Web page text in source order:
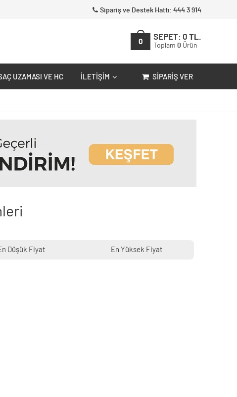
Sipariş ve Destek Hattı: 444 3 914
0
SEPET: 0 TL.
Toplam 0 Ürün
UZAMASI VE HC İLETIŞIM SIPARIŞ VER
Düşük Fiyat En Yüksek Fiyat